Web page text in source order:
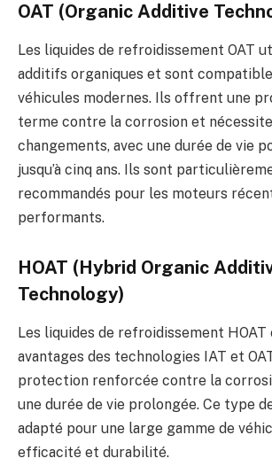
OAT (Organic Additive
Les liquides de refroidissement OAT
additifs organiques et sont
véhicules modernes. Ils offrent une
terme contre la corrosion et
changements, avec une durée de vie
jusqu’à cinq ans. Ils sont
recommandés pour les moteurs
performants.
HOAT (Hybrid Organic
Technology)
Les liquides de refroidissement
avantages des technologies IAT et
protection renforcée contre la
une durée de vie prolongée. Ce type
adapté pour une large gamme de
efficacité et durabilité.